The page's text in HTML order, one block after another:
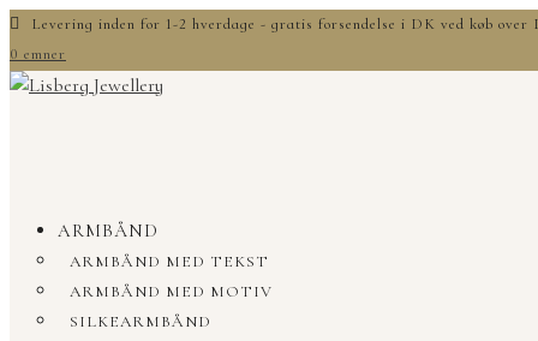
Levering inden for 1-2 hverdage - gratis forsendelse i DK ved køb
0 emner
ARMBÅND
ARMBÅND MED TEKST
ARMBÅND MED MOTIV
SILKEARMBÅND